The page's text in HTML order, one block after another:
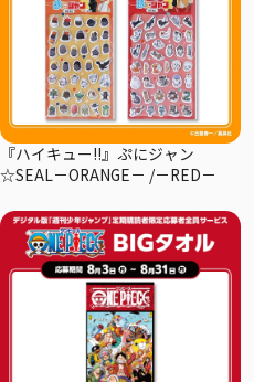
『ハイキュー!!』ぷにジャン
☆SEAL－ORANGE－ /－RED－